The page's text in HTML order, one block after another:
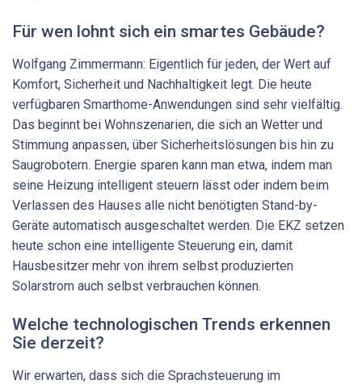
Für wen lohnt sich ein smartes Gebäude?
Wolfgang Zimmermann: Eigentlich für jeden, der Wert auf
Komfort, Sicherheit und Nachhaltigkeit legt. Die heute
verfügbaren Smarthome-Anwendungen sind sehr vielfältig.
Das beginnt bei Wohnszenarien, die sich an Wetter und
Stimmung anpassen, über Sicherheitslösungen bis hin zu
Saugrobotern. Energie sparen kann man etwa, indem man
seine Heizung intelligent steuern lässt oder indem beim
Verlassen des Hauses alle nicht benötigten Stand-by-
Geräte automatisch ausgeschaltet werden. Die EKZ setzen
heute schon eine intelligente Steuerung ein, damit
Hausbesitzer mehr von ihrem selbst produzierten
Solarstrom auch selbst verbrauchen können.
Welche technologischen Trends erkennen
Sie derzeit?
Wir erwarten, dass sich die Sprachsteuerung im